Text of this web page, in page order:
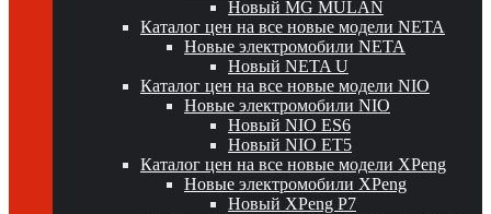
Новый MG MULAN
Каталог цен на все новые модели NETA
Новые электромобили NETA
Новый NETA U
Каталог цен на все новые модели NIO
Новые электромобили NIO
Новый NIO ES6
Новый NIO ET5
Каталог цен на все новые модели XPeng
Новые электромобили XPeng
Новый XPeng P7